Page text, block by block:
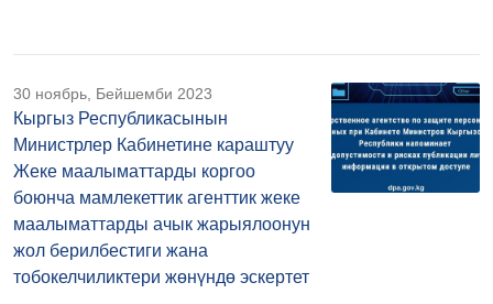
30 ноябрь, Бейшемби 2023
Кыргыз Республикасынын
Министрлер Кабинетине караштуу
Жеке маалыматтарды коргоо
боюнча мамлекеттик агенттик жеке
маалыматтарды ачык жарыялоонун
жол берилбестиги жана
тобокелчиликтери жөнүндө эскертет